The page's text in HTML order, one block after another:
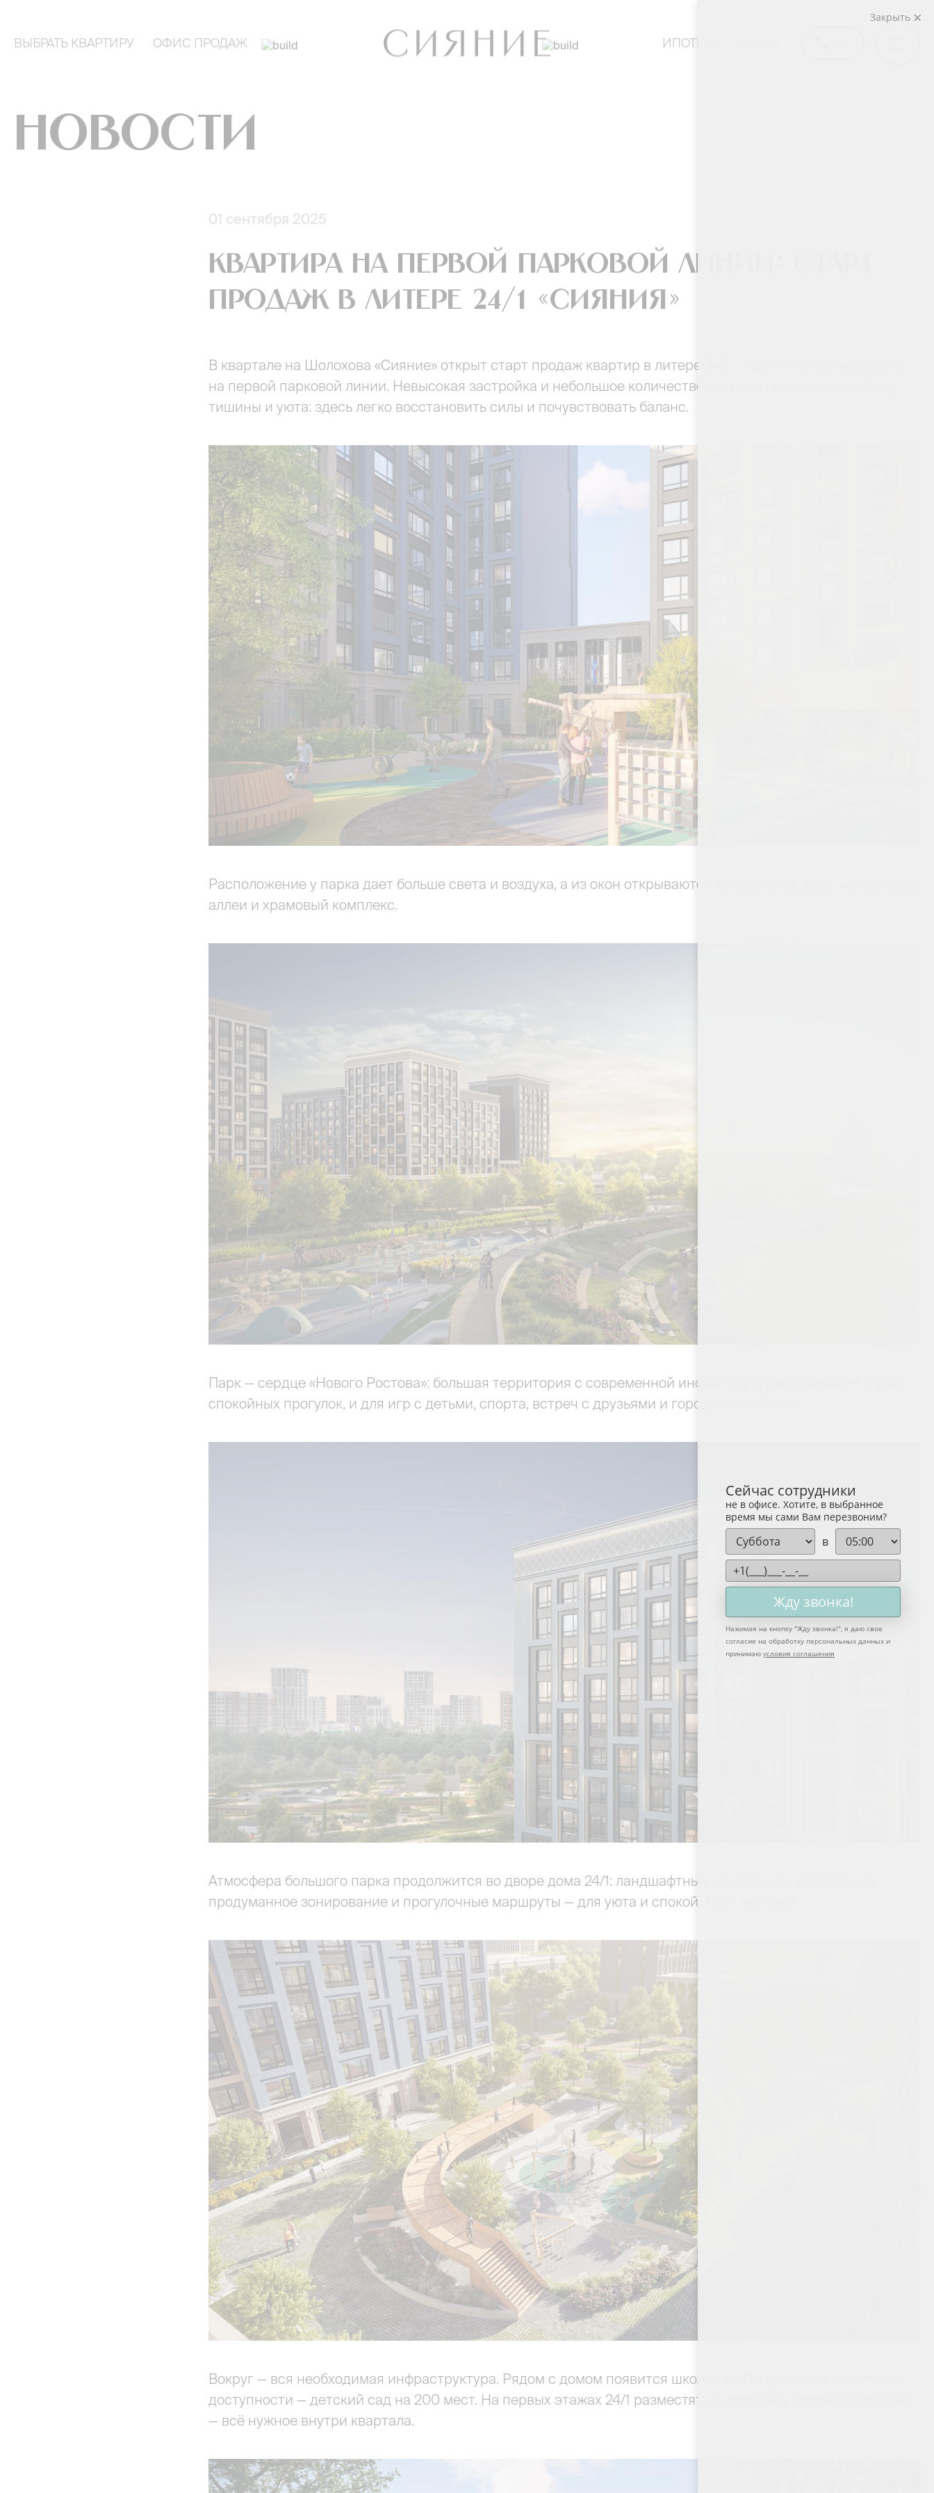
ВЫБРАТЬ КВАРТИРУ ОФИС ПРОДАЖ ИПОТЕКА
Новости
01 сентября 2025
Квартира на первой парковой линии: старт
продаж в литере 24/1 «Сияния»
В квартале на Шолохова «Сияние» открыт старт продаж квартир в литере 24/1 — самом приватном доме
на первой парковой линии. Невысокая застройка и небольшое количество квартир создают атмосферу
тишины и уюта: здесь легко восстановить силы и почувствовать баланс.
Расположение у парка дает больше света и воздуха, а из окон открываются живописные виды на зеленые
аллеи и храмовый комплекс.
Парк — сердце «Нового Ростова»: большая территория с современной инфраструктурой подходит и для
спокойных прогулок, и для игр с детьми, спорта, встреч с друзьями и городских событий.
Атмосфера большого парка продолжится во дворе дома 24/1: ландшафтные композиции круглый год,
продуманное зонирование и прогулочные маршруты — для уюта и спокойствия жителей.
Вокруг — вся необходимая инфраструктура. Рядом с домом появится школа на 900 учеников, в шаговой
доступности — детский сад на 200 мест. На первых этажах 24/1 разместятся магазины, аптеки и кофейни
— всё нужное внутри квартала.
Закрыть
Сейчас сотрудники
не в офисе. Хотите, в выбранное
время мы сами Вам перезвоним?
в
Жду звонка!
Нажимая на кнопку "Жду звонка!", я даю свое
согласие на обработку персональных данных и
принимаю условия соглашения